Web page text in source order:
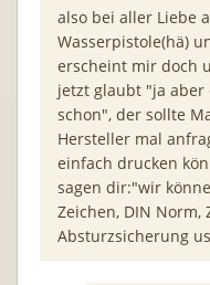
also bei aller Liebe
Wasserpistole(hä)
erscheint mir doch
jetzt glaubt "ja aber
schon", der sollte
Hersteller mal
einfach drucken
sagen dir:"wir
Zeichen, DIN
Absturzsicherung